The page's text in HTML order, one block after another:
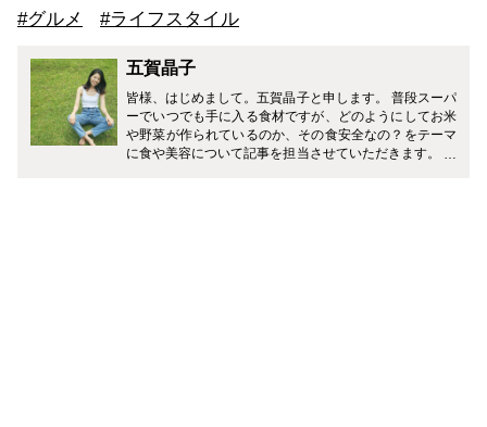
#グルメ #ライフスタイル
五賀晶子
皆様、はじめまして。五賀晶子と申します。 普段スーパ
ーでいつでも手に入る食材ですが、どのようにしてお米
や野菜が作られているのか、その食安全なの？をテーマ
に食や美容について記事を担当させていただきます。 現